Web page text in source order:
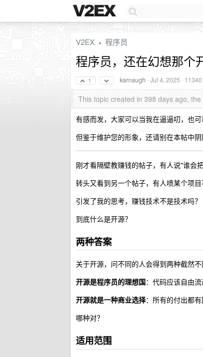
V2EX › 程序员
程序员，还在幻想那个
1 karnaugh ·Jul 4, 2025 ·
This topic created in 398 days ago,
有感而发，大家可以当我在逼逼叨，也
但鉴于维护您的形象，还请别在本帖中阴
刚才看隔壁教赚钱的帖子，有人说"谁会
转头又看到另一个帖子，有人喷某个项
引发了我的思考，赚钱技术不是技术吗？
到底什么是开源？
两种答案
关于开源，问不同的人会得到两种截然不
开源是程序员的理想国：代码应该自由
开源就是一种商业选择：所有的付出都有
哪种对？
适用范围